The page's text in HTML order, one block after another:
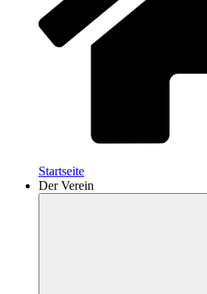
Startseite
Der Verein